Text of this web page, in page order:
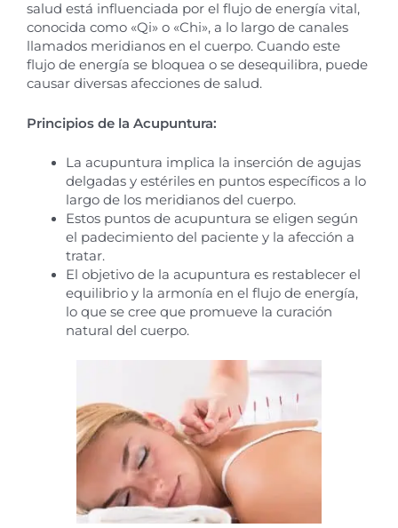
salud está influenciada por el flujo de energía vital,
conocida como «Qi» o «Chi», a lo largo de canales
llamados meridianos en el cuerpo. Cuando este
flujo de energía se bloquea o se desequilibra, puede
causar diversas afecciones de salud.
Principios de la Acupuntura:
La acupuntura implica la inserción de agujas
delgadas y estériles en puntos específicos a lo
largo de los meridianos del cuerpo.
Estos puntos de acupuntura se eligen según
el padecimiento del paciente y la afección a
tratar.
El objetivo de la acupuntura es restablecer el
equilibrio y la armonía en el flujo de energía,
lo que se cree que promueve la curación
natural del cuerpo.